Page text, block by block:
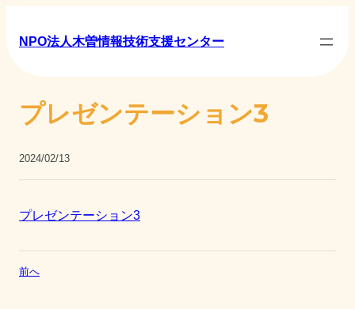
NPO法人木曽情報技術支援センター
プレゼンテーション3
2024/02/13
プレゼンテーション3
前へ